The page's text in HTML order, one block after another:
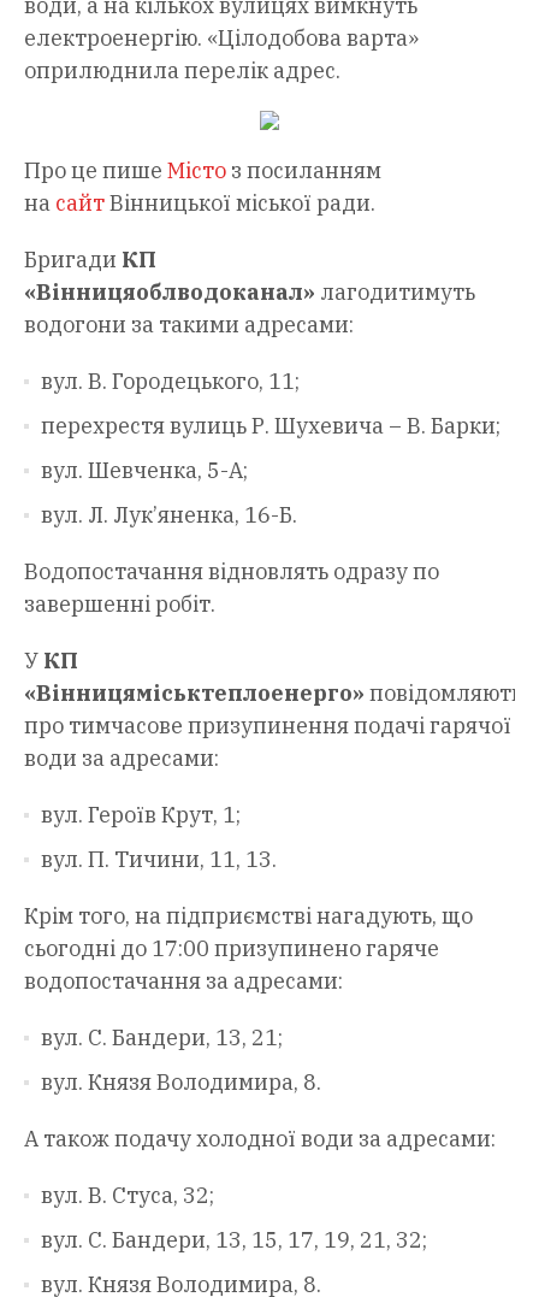
води, а на кількох вулицях вимкнуть
електроенергію. «Цілодобова варта»
оприлюднила перелік адрес.
Про це пише Місто з посиланням
на сайтВінницької міської ради.
Бригади КП
«Вінницяоблводоканал» лагодитимуть
водогони за такими адресами:
вул. В. Городецького, 11;
перехрестя вулиць Р. Шухевича – В. Барки;
вул. Шевченка, 5-А;
вул. Л. Лук’яненка, 16-Б.
Водопостачання відновлять одразу по
завершенні робіт.
У КП
«Вінницяміськтеплоенерго» повідомляють
про тимчасове призупинення подачі гарячої
води за адресами:
вул. Героїв Крут, 1;
вул. П. Тичини, 11, 13.
Крім того, на підприємстві нагадують, що
сьогодні до 17:00 призупинено гаряче
водопостачання за адресами:
вул. С. Бандери, 13, 21;
вул. Князя Володимира, 8.
А також подачу холодної води за адресами:
вул. В. Стуса, 32;
вул. С. Бандери, 13, 15, 17, 19, 21, 32;
вул. Князя Володимира, 8.